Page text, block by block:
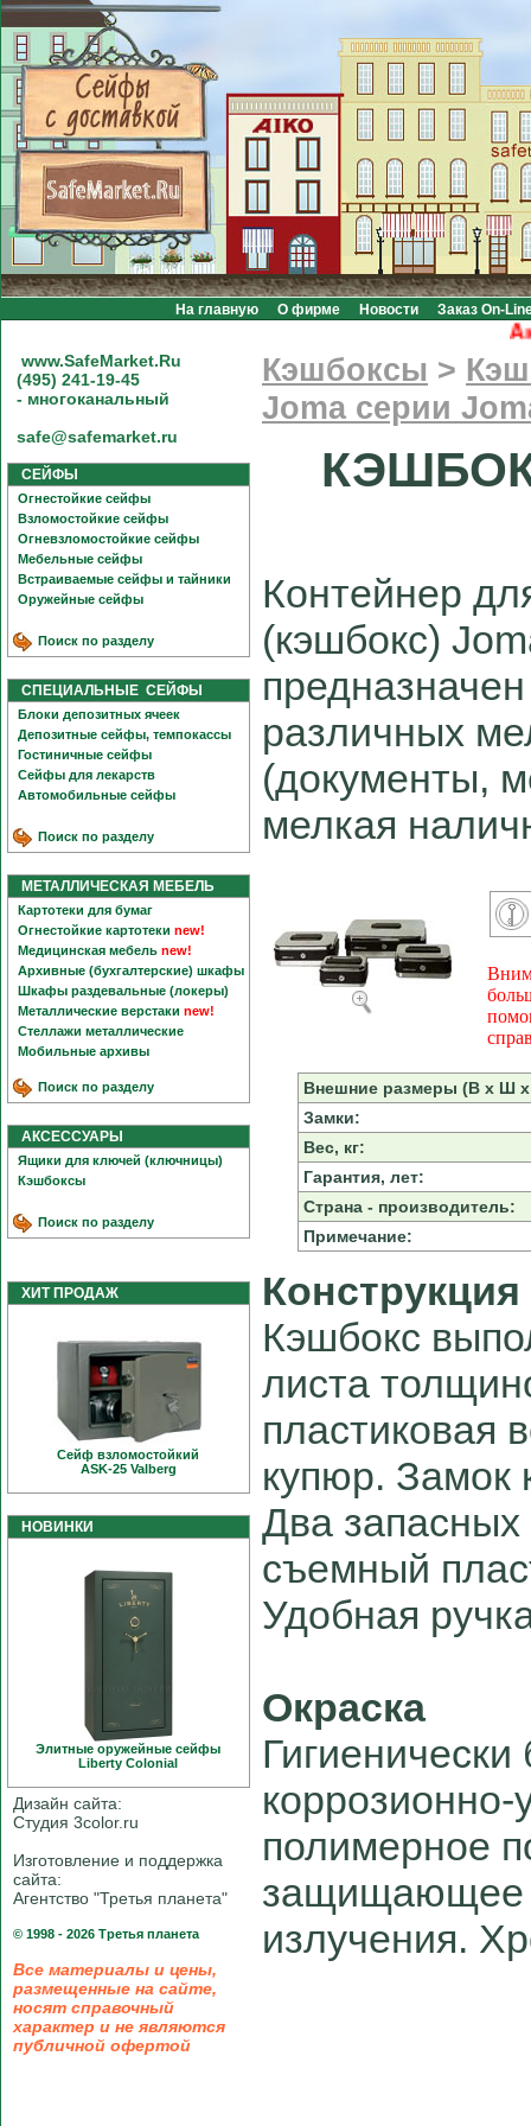
На главную О фирме Новости Заказ On-
www.SafeMarket.Ru
(495) 241-19-45
- многоканальный
safe@safemarket.ru
СЕЙФЫ
Огнестойкие сейфы
Взломостойкие сейфы
Огневзломостойкие сейфы
Мебельные сейфы
Встраиваемые сейфы и тайники
Оружейные сейфы
Поиск по разделу
СПЕЦИАЛЬНЫЕ СЕЙФЫ
Блоки депозитных ячеек
Депозитные сейфы, темпокассы
Гостиничные сейфы
Сейфы для лекарств
Автомобильные сейфы
Поиск по разделу
МЕТАЛЛИЧЕСКАЯ МЕБЕЛЬ
Картотеки для бумаг
Огнестойкие картотеки new!
Медицинская мебель new!
Архивные (бухгалтерские) шкафы
Шкафы раздевальные (локеры)
Металлические верстаки new!
Стеллажи металлические
Мобильные архивы
Поиск по разделу
АКСЕССУАРЫ
Ящики для ключей (ключницы)
Кэшбоксы
Поиск по разделу
ХИТ ПРОДАЖ
Сейф взломостойкий
ASK-25 Valberg
НОВИНКИ
Элитные оружейные сейфы
Liberty Colonial
Дизайн сайта:
Студия 3color.ru
Изготовление и поддержка
сайта:
Агентство "Третья планета"
© 1998 - 2026 Третья планета
Все материалы и цены,
размещенные на сайте,
носят справочный
характер и не являются
публичной офертой
Кэшбоксы >
Joma серии
Контейнер
(кэшбокс)
различных
(документы,
мелкая
Внешние размеры (В х Ш
Замки:
Вес, кг:
Гарантия, лет:
Страна - производитель:
Примечание:
Конструкция
Кэшбокс
листа
пластиковая
купюр. Замок
Два
съемный
Удобная
Окраска
коррозионно-
полимерное
защищающее
излучения.